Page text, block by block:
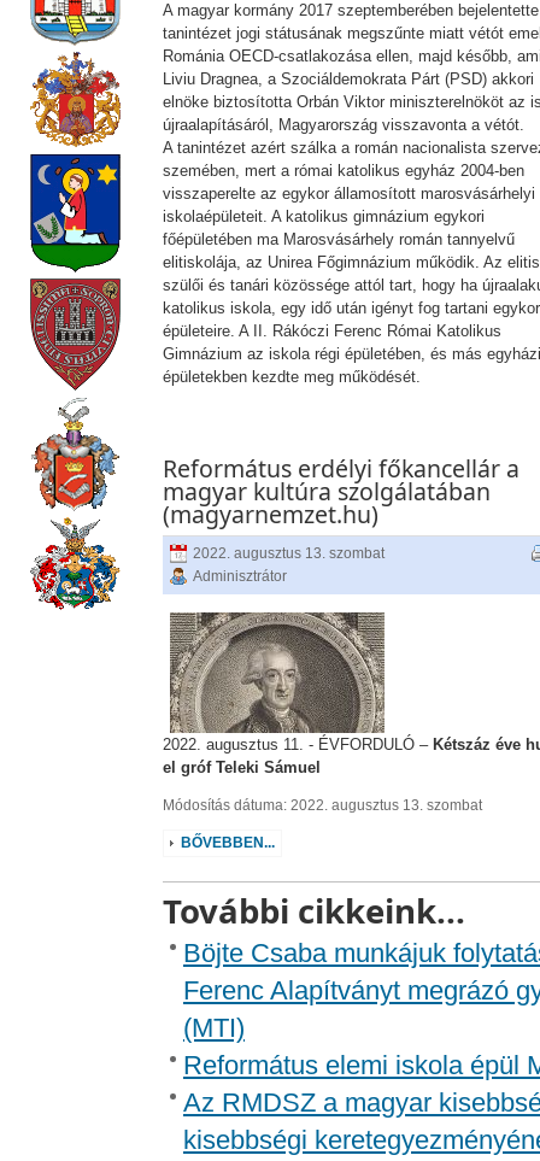
A magyar kormány 2017 szeptemberében
tanintézet jogi státusának megszűnte miatt vétót
Románia OECD-csatlakozása ellen, majd később,
Liviu Dragnea, a Szociáldemokrata Párt (PSD) akkori
elnöke biztosította Orbán Viktor miniszterelnököt az
újraalapításáról, Magyarország visszavonta a vétót.
A tanintézet azért szálka a román nacionalista
szemében, mert a római katolikus egyház 2004-ben
visszaperelte az egykor államosított marosvásárhelyi
iskolaépületeit. A katolikus gimnázium egykori
főépületében ma Marosvásárhely román tannyelvű
elitiskolája, az Unirea Főgimnázium működik. Az
szülői és tanári közössége attól tart, hogy ha
katolikus iskola, egy idő után igényt fog tartani
épületeire. A II. Rákóczi Ferenc Római Katolikus
Gimnázium az iskola régi épületében, és más egyházi
épületekben kezdte meg működését.
Református erdélyi főkancellár a
magyar kultúra szolgálatában
(magyarnemzet.hu)
2022. augusztus 13. szombat
Adminisztrátor
2022. augusztus 11. - ÉVFORDULÓ – Kétszáz éve
el gróf Teleki Sámuel
Módosítás dátuma: 2022. augusztus 13. szombat
BŐVEBBEN...
További cikkeink...
Böjte Csaba munkájuk
Ferenc Alapítványt megrázó
(MTI)
Református elemi iskola épül
Az RMDSZ a magyar
kisebbségi